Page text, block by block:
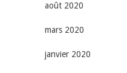
août 2020
mars 2020
janvier 2020